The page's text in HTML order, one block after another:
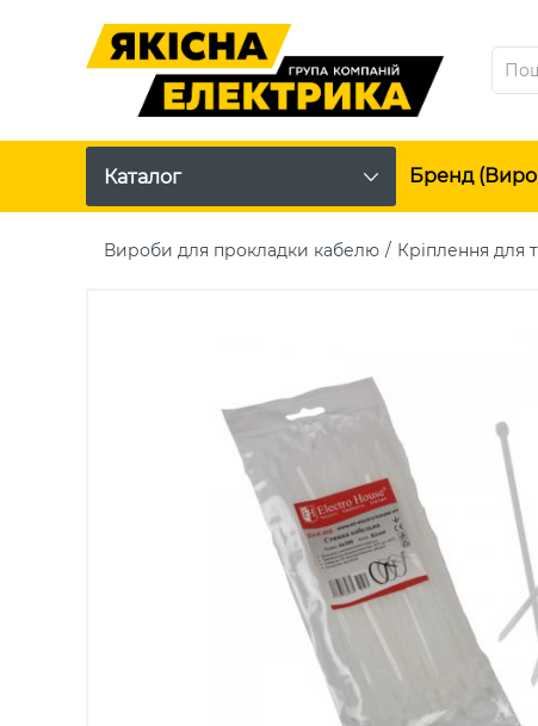
Каталог Бренд
Вироби для прокладки кабелю Кріплення для